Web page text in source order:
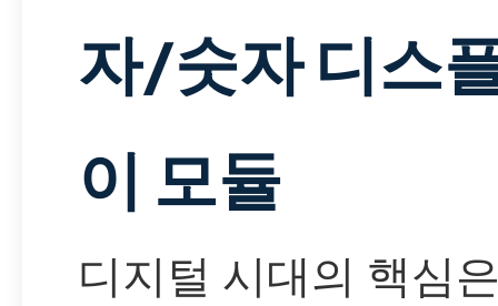
자/숫자 디스
이 모듈
디지털 시대의 핵심